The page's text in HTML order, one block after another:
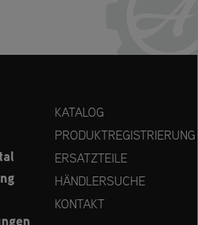
KATALOG
PRODUKTREGISTRIERUNG
ERSATZTEILE
HÄNDLERSUCHE
KONTAKT